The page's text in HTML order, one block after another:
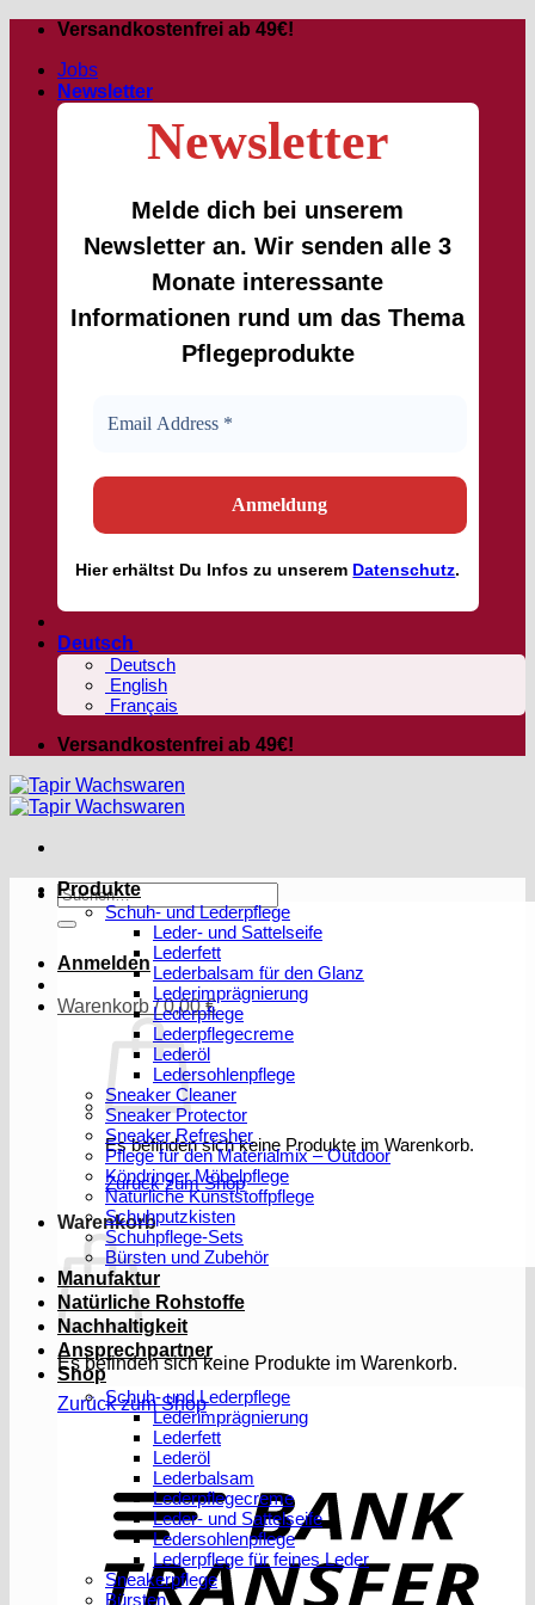
Zum
springen
Versandkostenfrei ab 49€!
Jobs
Newsletter
Newsletter
Melde dich bei unserem
Newsletter an. Wir senden alle 3
Monate interessante
Informationen rund um das Thema
Pflegeprodukte
Hiererhältst Du Infos zu unserem Datenschutz.
Deutsch
Deutsch
English
Français
Versandkostenfrei ab 49€!
Suchen
nach:
Anmelden
Warenkorb /0,00€
Es befinden sich keine Produkte im Warenkorb.
Zurück zum Shop
Warenkorb
Es befinden sich keine Produkte im Warenkorb.
Zurück zum Shop
Produkte
Schuh- und Lederpflege
Leder- und Sattelseife
Lederfett
Lederbalsam für den Glanz
Lederimprägnierung
Lederpflege
Lederpflegecreme
Lederöl
Ledersohlenpflege
Sneaker Cleaner
Sneaker Protector
Sneaker Refresher
Pflege für den Materialmix – Outdoor
Köndringer Möbelpflege
Natürliche Kunststoffpflege
Schuhputzkisten
Schuhpflege-Sets
Bürsten und Zubehör
Manufaktur
Natürliche Rohstoffe
Nachhaltigkeit
Ansprechpartner
Shop
Schuh- und Lederpflege
Lederimprägnierung
Lederfett
Lederöl
Lederbalsam
Lederpflegecreme
Leder- und Sattelseife
Ledersohlenpflege
Lederpflege für feines Leder
Sneakerpflege
Bürsten